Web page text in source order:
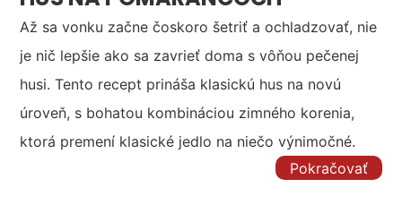
Až sa vonku začne čoskoro šetriť a ochladzovať, nie
je nič lepšie ako sa zavrieť doma s vôňou pečenej
husi. Tento recept prináša klasickú hus na novú
úroveň, s bohatou kombináciou zimného korenia,
ktorá premení klasické jedlo na niečo výnimočné.
Pokračovať